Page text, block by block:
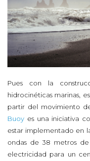
Pues con la
hidrocinéticas marinas,
partir del movimiento
Buoy es una iniciativa
estar implementado en
ondas de 38 metros
electricidad para un